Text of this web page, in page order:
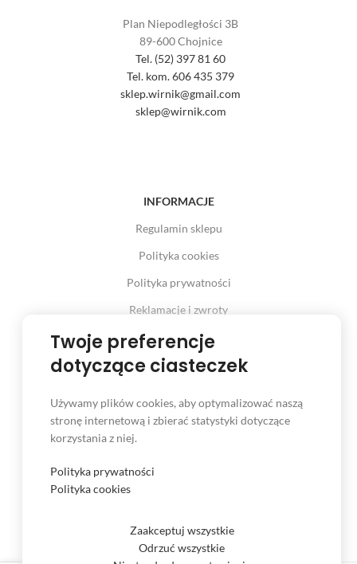
Plan Niepodległości 3B
89-600 Chojnice
Tel. (52) 397 81 60
Tel. kom. 606 435 379
sklep.wirnik@gmail.com
sklep@wirnik.com
INFORMACJE
Regulamin sklepu
Polityka cookies
Polityka prywatności
Reklamacje i zwroty
Prawo odstąpienia od umowy
INFORMACJE
Czas i koszt dostawy
Formy płatności
Twoje preferencje
dotyczące ciasteczek
Używamy plików cookies, aby optymalizować naszą
stronę internetową i zbierać statystyki dotyczące
korzystania z niej.
Polityka prywatności
Polityka cookies
Zaakceptuj wszystkie
Odrzuć wszystkie